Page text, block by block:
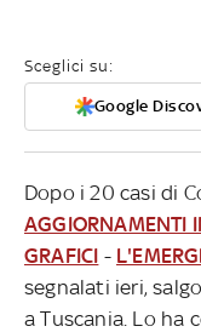
Sceglici su:
Google
Dopo i 20 casi di
AGGIORNAMENTI
GRAFICI -
segnalati ieri,
a Tuscania. Lo ha